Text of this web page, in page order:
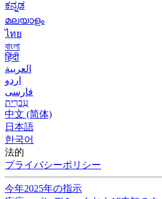
ಕನ್ನಡ
മലയാളം
ไทย
বাংলা
हिंदी
العربية
اردو
فارسی
עִברִית
中文 (简体)
日本語
한국어
法的
プライバシーポリシー
今年2025年の指示